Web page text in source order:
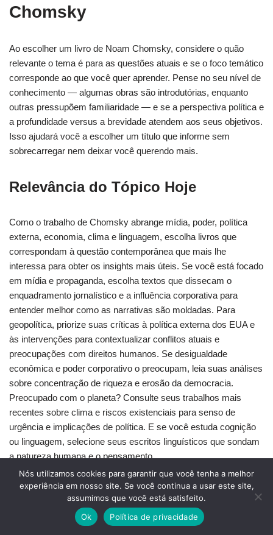
Chomsky
Ao escolher um livro de Noam Chomsky, considere o quão
relevante o tema é para as questões atuais e se o foco temático
corresponde ao que você quer aprender. Pense no seu nível de
conhecimento — algumas obras são introdutórias, enquanto
outras pressupõem familiaridade — e se a perspectiva política e
a profundidade versus a brevidade atendem aos seus objetivos.
Isso ajudará você a escolher um título que informe sem
sobrecarregar nem deixar você querendo mais.
Relevância do Tópico Hoje
Como o trabalho de Chomsky abrange mídia, poder, política
externa, economia, clima e linguagem, escolha livros que
correspondam à questão contemporânea que mais lhe
interessa para obter os insights mais úteis. Se você está focado
em mídia e propaganda, escolha textos que dissecam o
enquadramento jornalístico e a influência corporativa para
entender melhor como as narrativas são moldadas. Para
geopolítica, priorize suas críticas à política externa dos EUA e
às intervenções para contextualizar conflitos atuais e
preocupações com direitos humanos. Se desigualdade
econômica e poder corporativo o preocupam, leia suas análises
sobre concentração de riqueza e erosão da democracia.
Preocupado com o planeta? Consulte seus trabalhos mais
recentes sobre clima e riscos existenciais para senso de
urgência e implicações de política. E se você estuda cognição
ou linguagem, selecione seus escritos linguísticos que sondam
a natureza humana e o pensamento.
Nível de conhecimento do leitor
contextoque você traz vai moldar quais
Nós utilizamos cookies para garantir que você tenha a melhor
experiência em nosso site. Se você continua a usar este site,
assumimos que você está satisfeito.
Ok
Política de privacidade